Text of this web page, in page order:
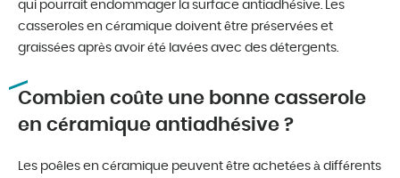
qui pourrait endommager la surface antiadhésive. Les
casseroles en céramique doivent être préservées et
graissées après avoir été lavées avec des détergents.
Combien coûte une bonne casserole
en céramique antiadhésive ?
Les poêles en céramique peuvent être achetées à différents